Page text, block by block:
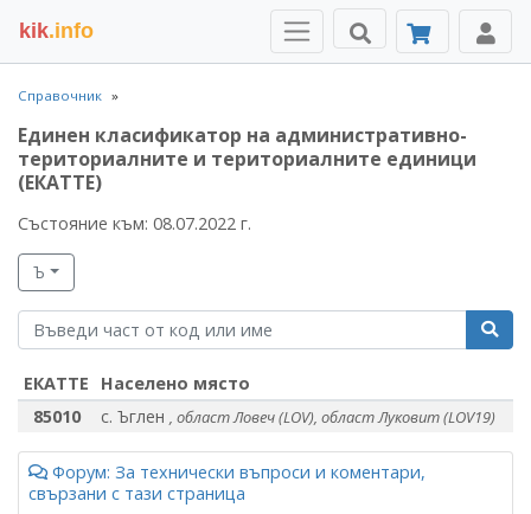
kik.info
Справочник
Единен класификатор на административно-
териториалните и териториалните единици
(ЕКАТТЕ)
Състояние към: 08.07.2022 г.
Ъ
ЕКАТТЕ
Населено място
85010
с. Ъглен , област Ловеч (LOV), област Луковит (LOV19)
Форум: За технически въпроси и коментари,
свързани с тази страница